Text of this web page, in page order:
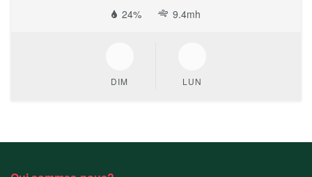
24% 9.4mh
DIM LUN